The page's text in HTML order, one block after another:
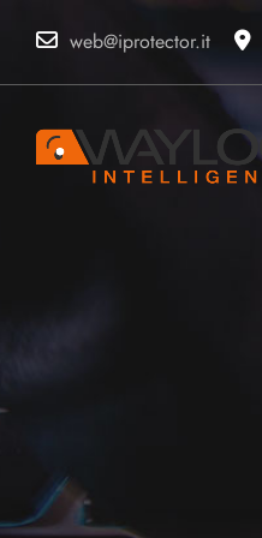
web@iprotector.it